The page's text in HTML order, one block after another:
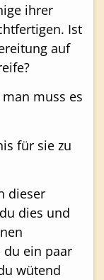
ihrer
Ist
auf
muss es
für sie zu
dieser
dies und
du ein paar
wütend